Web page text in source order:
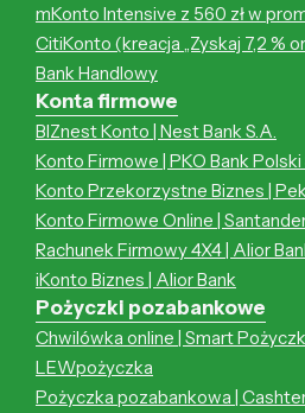
mKonto Intensive z 560 zł w
CitiKonto (kreacja „Zyskaj 7,2 %
Bank Handlowy
Konta firmowe
BIZnest Konto | Nest Bank S.A.
Konto Firmowe | PKO Bank Polski
Konto Przekorzystne Biznes |
Konto Firmowe Online |
Rachunek Firmowy 4X4 | Alior
iKonto Biznes | Alior Bank
Pożyczki pozabankowe
Chwilówka online | Smart
LEWpożyczka
Pożyczka pozabankowa |